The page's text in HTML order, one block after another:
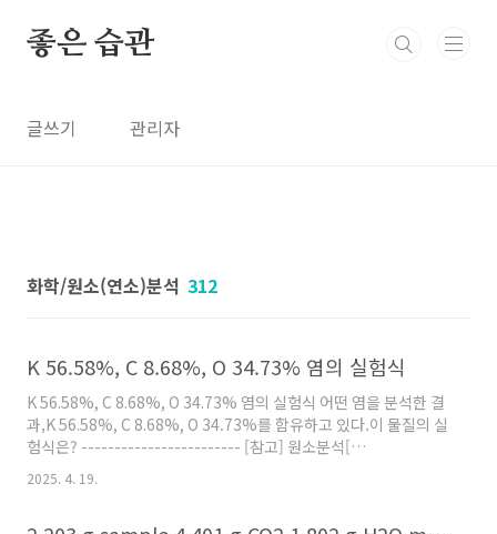
좋은 습관
글쓰기 관리자
화학/원소(연소)분석 312
K 56.58%, C 8.68%, O 34.73% 염의 실험식
K 56.58%, C 8.68%, O 34.73% 염의 실험식 어떤 염을 분석한 결
과,K 56.58%, C 8.68%, O 34.73%를 함유하고 있다.이 물질의 실
험식은? ------------------------ [참고] 원소분석[
https://ywpop.tistory.com/64 ] 시료의 질량 = 100 g 이라 가
정하면,각 성분의 %값 = 각 성분의 질량(g) 1) 각 성분의 몰수 계산
2025. 4. 19.